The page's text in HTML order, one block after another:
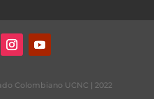
Colombiano UCNC | 2022